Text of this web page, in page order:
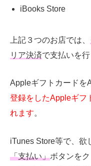
iBooks Store
上記３つのお店では、
リア決済で支払いを行
Appleギフトカードを
登録をしたAppleギフ
れます。
iTunes Store等で、欲
「支払い」ボタンを